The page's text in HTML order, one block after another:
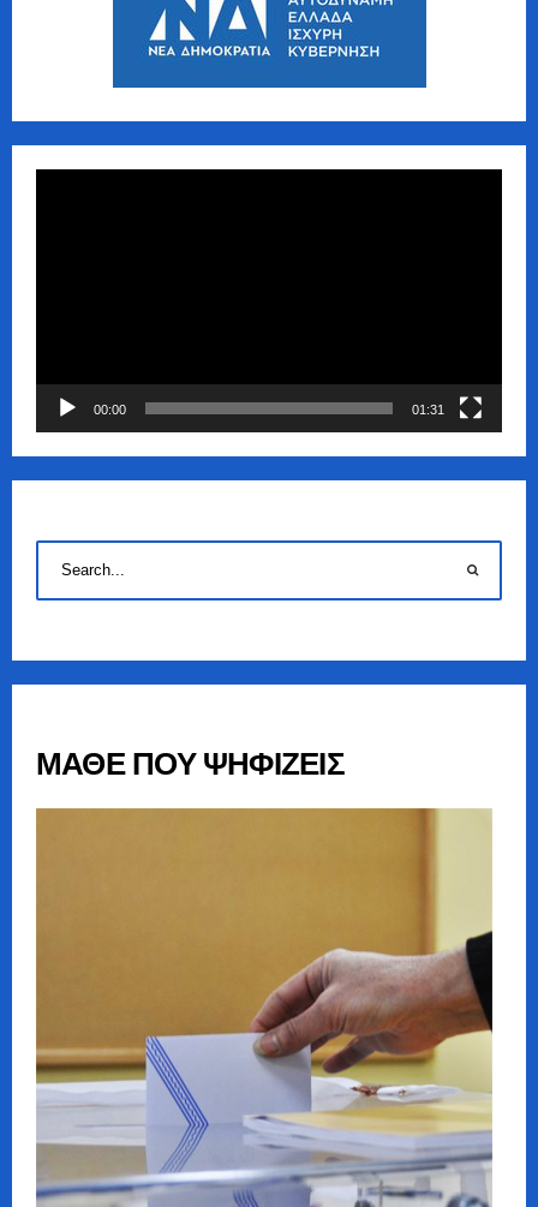
00:00 01:31
ΜΑΘΕ ΠΟΥ ΨΗΦΙΖΕΙΣ